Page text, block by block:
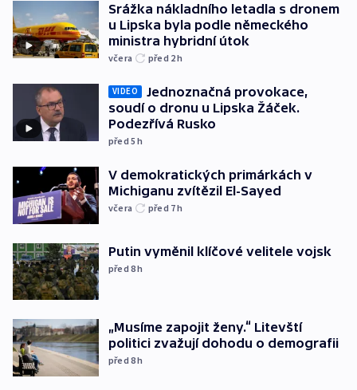
Srážka nákladního letadla s dronem
u Lipska byla podle německého
ministra hybridní útok
včera před 2h
VIDEO
Jednoznačná provokace,
soudí o dronu u Lipska Žáček.
Podezřívá Rusko
před 5h
V demokratických primárkách v
Michiganu zvítězil El-Sayed
včera před 7h
Putin vyměnil klíčové velitele vojsk
před 8h
„Musíme zapojit ženy.“ Litevští
politici zvažují dohodu o demografii
před 8h